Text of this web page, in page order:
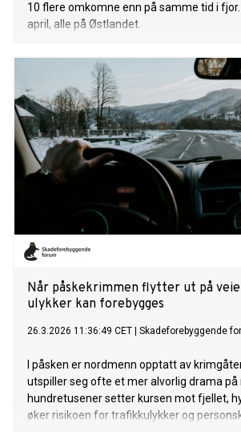
10 flere omkomne enn på samme tid i
april, alle på Østlandet.
Når påskekrimmen flytter ut på
ulykker kan forebygges
26.3.2026 11:36:49 CET Skadeforebyggende
I påsken er nordmenn opptatt av
utspiller seg ofte et mer alvorlig drama på
hundretusener setter kursen mot fjellet,
øker risikoen for trafikkulykker og